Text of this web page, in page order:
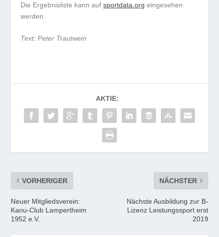
Die Ergebnisliste kann aufsportdata.org eingesehen
werden.
Text: Peter Trautwein
AKTIE:
VORHERIGER
Neuer Mitgliedsverein:
Kanu-Club Lampertheim
1952 e.V.
NÄCHSTER
Nächste Ausbildung zur B-
Lizenz Leistungssport erst
2019